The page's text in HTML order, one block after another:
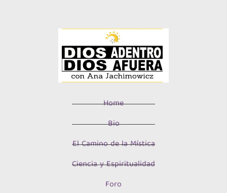
Home
Bio
El Camino de la Mística
Ciencia y Espiritualidad
Foro